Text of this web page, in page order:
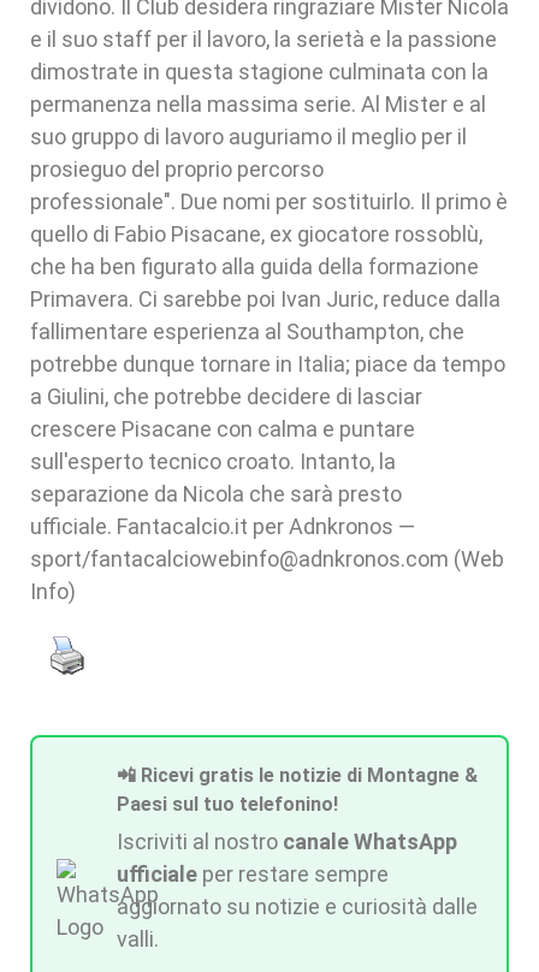
dividono. Il Club desidera ringraziare Mister Nicola
e il suo staff per il lavoro, la serietà e la passione
dimostrate in questa stagione culminata con la
permanenza nella massima serie. Al Mister e al
suo gruppo di lavoro auguriamo il meglio per il
prosieguo del proprio percorso
professionale". Due nomi per sostituirlo. Il primo è
quello di Fabio Pisacane, ex giocatore rossoblù,
che ha ben figurato alla guida della formazione
Primavera. Ci sarebbe poi Ivan Juric, reduce dalla
fallimentare esperienza al Southampton, che
potrebbe dunque tornare in Italia; piace da tempo
a Giulini, che potrebbe decidere di lasciar
crescere Pisacane con calma e puntare
sull'esperto tecnico croato. Intanto, la
separazione da Nicola che sarà presto
ufficiale. Fantacalcio.it per Adnkronos —
sport/fantacalciowebinfo@adnkronos.com (Web
Info)
📲 Ricevi gratis le notizie di Montagne &
Paesi sul tuo telefonino!
Iscriviti al nostro canale WhatsApp
ufficiale per restare sempre
aggiornato su notizie e curiosità dalle
valli.